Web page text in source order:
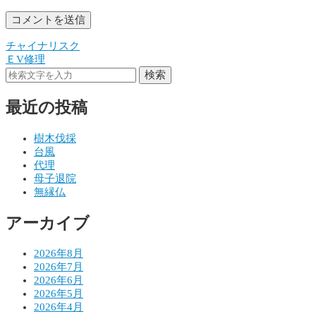
投
稿
ビ
ン
チャイナリスク
ＥV修理
検索
最近の投稿
樹木伐採
台風
代理
母子退院
無縁仏
アーカイブ
2026年8月
2026年7月
2026年6月
2026年5月
2026年4月